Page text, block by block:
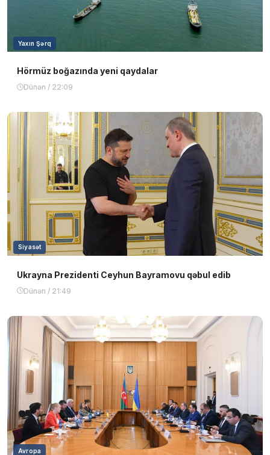
Yaxın Şərq
Hörmüz boğazında yeni qaydalar
Dünən / 22:09
Siyasət
Ukrayna Prezidenti Ceyhun Bayramovu qəbul edib
Dünən / 21:49
Avropa